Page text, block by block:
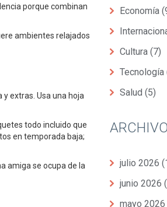
porque combinan
ambientes relajados
extras. Usa una hoja
todo incluido que
en temporada baja;
amiga se ocupa de la
Economía
Cultura (7)
Tecnología
Salud (5)
julio 2026
junio 2026
mayo 2026